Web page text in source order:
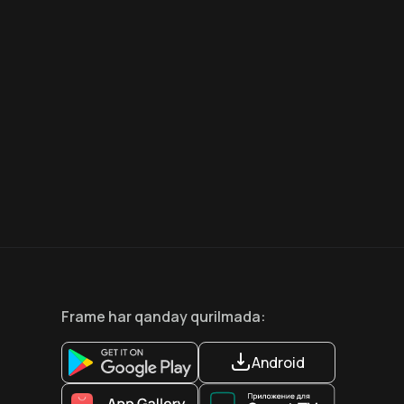
Frame har qanday qurilmada:
Android